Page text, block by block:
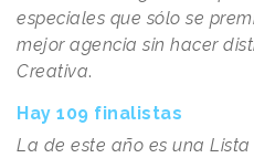
especiales que sólo se
mejor agencia sin hacer
Creativa.
Hay 109 finalistas
La de este año es una